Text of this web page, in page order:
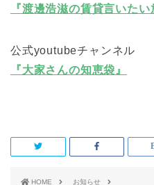
『渡邊浩滋の賃貸言いたい
公式youtubeチャンネル
『大家さんの知恵袋』
HOME
お知らせ